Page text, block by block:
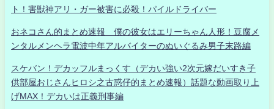
ト！害獣神アリ・ガー被害に必殺！パイルドライバー
おネコさん的まとめ速報 僕の彼女はエリーちゃん人形！豆腐メ
ンタルメンヘラ電波中年アルバイターのぬいぐるみ男子末路編
スケバン！デカッフルまっくす（デカい強い2次元嫁だいすき子
供部屋おじさんヒロシ之古惑仔的まとめ速報）話題な動画取り上
げMAX！デカいは正義刑事編